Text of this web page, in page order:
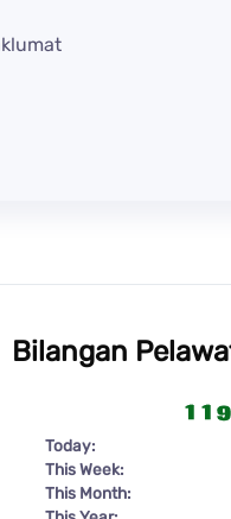
Bilangan
Today:
This Week:
This Month: